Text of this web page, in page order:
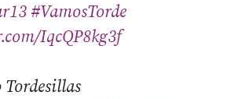
#VamosTorde
IqcQP8kg3f